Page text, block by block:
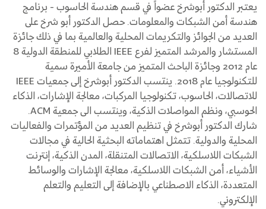
يعتبر الدكتور أبوشرخ عضواً في قسم هندسة الحاسوب - برنامج
هندسة أمن الشبكات والمعلومات. حصل الدكتور أبو شرخ على
العديد من الجوائز والتكريمات المحلية والعالمية بما في ذلك جائزة
المستشار والمرشد المتميز لفرع IEEE الطلابي للمنطقة الدولية 8
عام 2012 وجائزة الباحث المتميز من جامعة الأميرة سمية
للتكنولوجيا عام 2018. ينتسب الدكتور أبوشرخ إلى جمعيات IEEE
للاتصالات، الحاسوب، تكنولوجيا المركبات، معالجة الإشارات، الذكاء
الحوسبي، ونظم المواصلات الذكية، وينتسب الى جمعية ACM.
شارك الدكتور أبوشرخ في تنظيم العديد من المؤتمرات والفعاليات
المحلية والدولية. تتمثل اهتماماته البحثية الحالية في مجالات
الشبكات اللاسلكية، الاتصالات المتنقلة، المدن الذكية، إنترنت
الأشياء، أمن الشبكات اللاسلكية، معالجة الإشارات والوسائط
المتعددة، الذكاء الاصطناعي بالإضافة إلى التعليم والتعلم
الإلكتروني.